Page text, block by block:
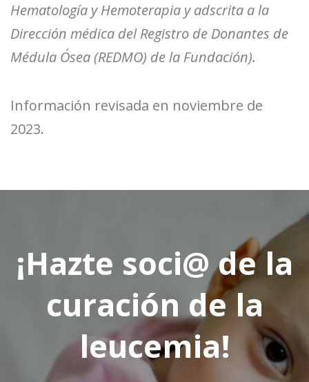
Hematología y Hemoterapia y adscrita a la
Dirección médica del Registro de Donantes de
Médula Ósea (REDMO) de la Fundación).
Información revisada en noviembre de
2023.
¡Hazte soci@ de la
curación de la
leucemia!